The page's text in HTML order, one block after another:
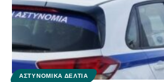
ΑΣΤΥΝΟΜΙΚΆ ΔΕΛΤΊΑ